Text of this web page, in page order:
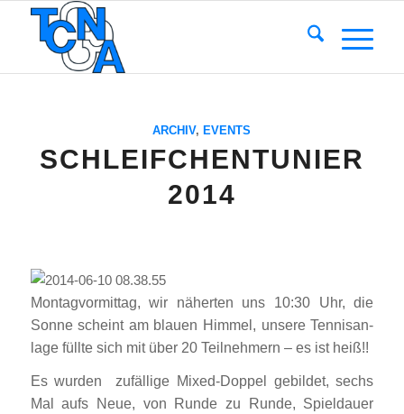
ARCHIV, EVENTS
SCHLEIFCHENTUNIER
2014
Mon­tag­vor­mit­tag, wir näher­ten uns 10:30 Uhr, die
Son­ne scheint am blau­en Him­mel, unse­re Ten­nis­an­
la­ge füll­te sich mit über 20 Teil­neh­mern – es ist heiß!!
Es wur­den zufäl­li­ge Mixed-Dop­pel gebil­det, sechs
Mal aufs Neue, von Run­de zu Run­de, Spiel­dau­er